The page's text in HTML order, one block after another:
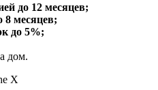
до 12 месяцев;
8 месяцев;
до 5%;
дом.